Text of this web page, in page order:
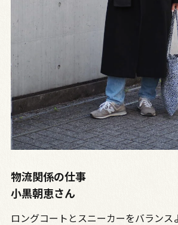
物流関係の仕事
小黒朝恵さん
ロングコートとスニーカーをバランス